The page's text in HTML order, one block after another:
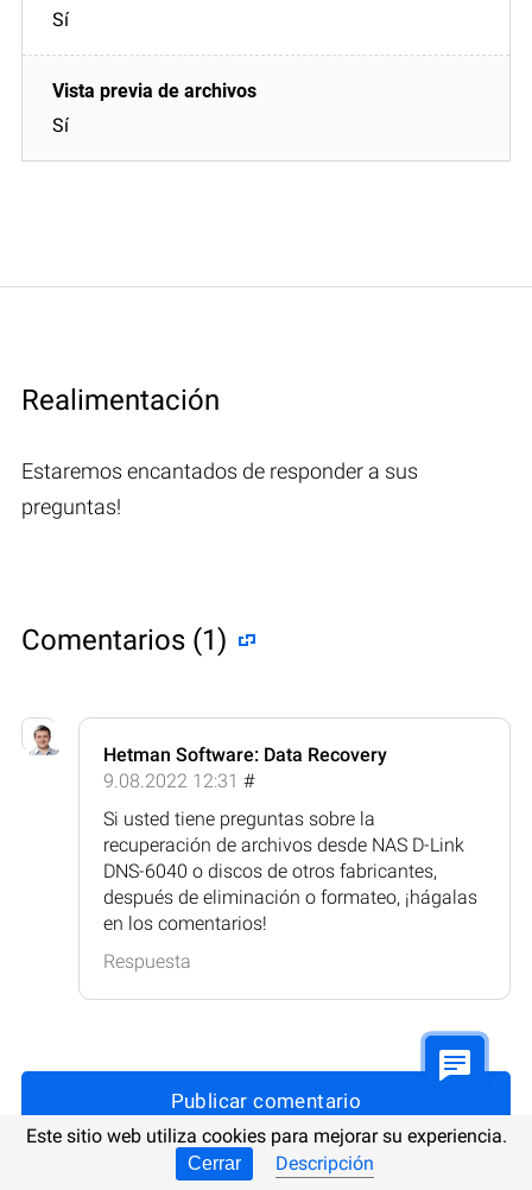
Sí
Sí
Realimentación
Estaremos encantados de responder a sus
preguntas!
Comentarios (1)
Hetman Software: Data Recovery
9.08.2022 12:31 #
Si usted tiene preguntas sobre la
recuperación de archivos desde NAS D-Link
DNS-6040 o discos de otros fabricantes,
después de eliminación o formateo, ¡hágalas
en los comentarios!
Respuesta
Publicar comentario
Este sitio web utiliza cookies para mejorar su experiencia.
Cerrar Descripción